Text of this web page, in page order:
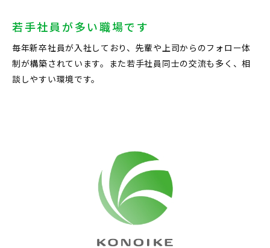
若手社員が多い職場です
毎年新卒社員が入社しており、先輩や上司からのフォロー体
制が構築されています。また若手社員同士の交流も多く、相
談しやすい環境です。